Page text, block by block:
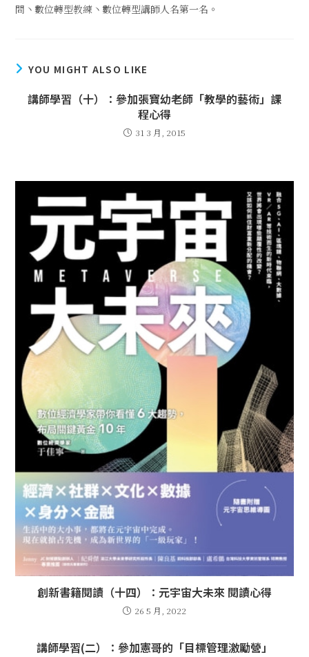
問丶數位轉型教練丶數位轉型講師人名第一名。
YOU MIGHT ALSO LIKE
講師學習（十）：參加張寶幼老師「教學的藝術」課
程心得
31 3 月, 2015
創新書籍閱讀（十四）：元宇宙大未來 閱讀心得
26 5 月, 2022
講師學習(二）：參加憲哥的「目標管理激勵營」